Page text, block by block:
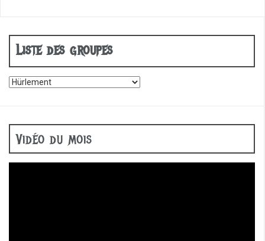
k
Liste des groupes
Vidéo du mois